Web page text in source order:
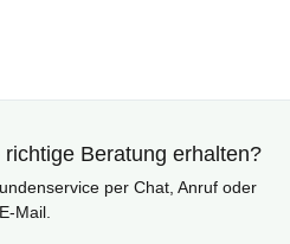
Beratung erhalten?
per Chat, Anruf oder
E-Mail.